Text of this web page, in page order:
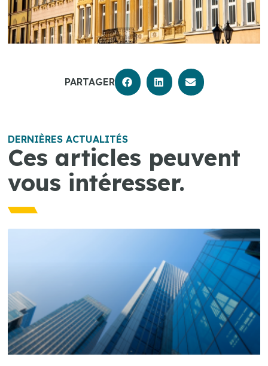
PARTAGER
DERNIÈRES ACTUALITÉS
Ces articles peuvent
vous intéresser.